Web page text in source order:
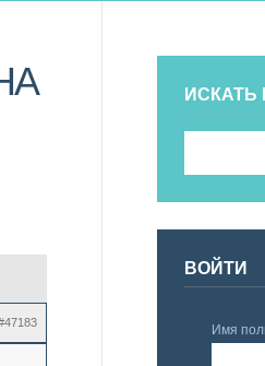
ИСКАТЬ
ВОЙТИ
Имя